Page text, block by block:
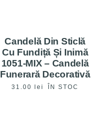
Candelă Din Sticlă
Cu Fundiță Și Inimă
1051-MIX – Candelă
Funerară Decorativă
31.00lei ÎN STOC